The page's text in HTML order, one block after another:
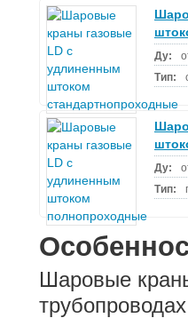
Ду:
Тип:
Ду:
Тип:
Шаровые